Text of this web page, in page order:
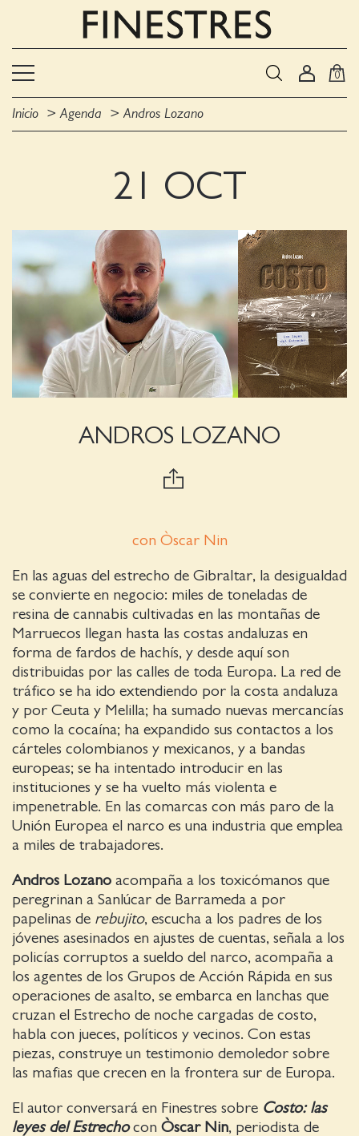
0
Inicio Agenda Andros Lozano
21 OCT
ANDROS LOZANO
con Òscar Nin
En las aguas del estrecho de Gibraltar, la desigualdad
se convierte en negocio: miles de toneladas de
resina de cannabis cultivadas en las montañas de
Marruecos llegan hasta las costas andaluzas en
forma de fardos de hachís, y desde aquí son
distribuidas por las calles de toda Europa. La red de
tráfico se ha ido extendiendo por la costa andaluza
y por Ceuta y Melilla; ha sumado nuevas mercancías
como la cocaína; ha expandido sus contactos a los
cárteles colombianos y mexicanos, y a bandas
europeas; se ha intentado introducir en las
instituciones y se ha vuelto más violenta e
impenetrable. En las comarcas con más paro de la
Unión Europea el narco es una industria que emplea
a miles de trabajadores.
Andros Lozano acompaña a los toxicómanos que
peregrinan a Sanlúcar de Barrameda a por
papelinas de rebujito, escucha a los padres de los
jóvenes asesinados en ajustes de cuentas, señala a los
policías corruptos a sueldo del narco, acompaña a
los agentes de los Grupos de Acción Rápida en sus
operaciones de asalto, se embarca en lanchas que
cruzan el Estrecho de noche cargadas de costo,
habla con jueces, políticos y vecinos. Con estas
piezas, construye un testimonio demoledor sobre
las mafias que crecen en la frontera sur de Europa.
El autor conversará en Finestres sobre Costo: las
leyes del Estrechocon Òscar Nin, periodista de